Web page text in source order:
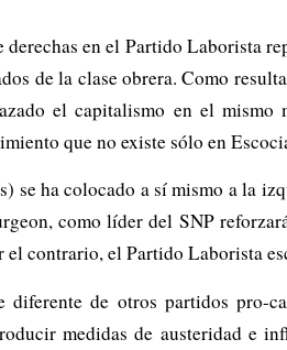
en el Partido Laborista
de la clase obrera. Como
el capitalismo en el
que no existe sólo en
se ha colocado a sí mismo a la
como líder del SNP
contrario, el Partido Laborista
de otros partidos pro-
medidas de austeridad e